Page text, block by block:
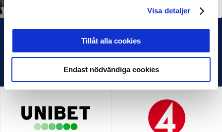
Visa detaljer
Tillåt alla cookies
Endast nödvändiga cookies